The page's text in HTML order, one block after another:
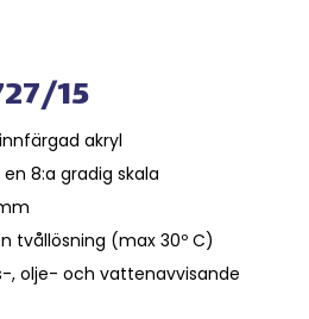
15
akryl
8:a gradig skala
tvållösning (max 30º C)
, olje- och vattenavvisande